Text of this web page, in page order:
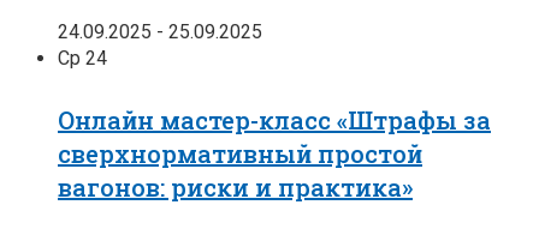
24.09.2025 - 25.09.2025
Ср 24
Онлайн мастер-класс «Штрафы за
сверхнормативный простой
вагонов: риски и практика»